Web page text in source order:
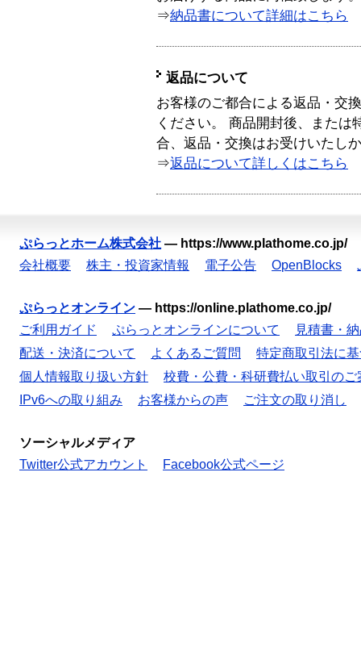
⇒納品書について詳細はこちら
返品について
お客様のご都合による返品・交
ください。 商品開封後、または
合、返品・交換はお受けいたし
⇒返品について詳しくはこちら
ぷらっとホーム株式会社 — https://www.plathome.co.jp/
会社概要
株主・投資家情報 電子公告 OpenBlocks
ぷらっとオンライン — https://online.plathome.co.jp/
ご利用ガイド
ぷらっとオンラインについて
見積書・
配送・決済について
よくあるご質問
特定商取引法に
個人情報取り扱い方針
校費・公費・科研費払い取引のご
IPv6への取り組み
お客様からの声 ご注文の取り消し
ソーシャルメディア
Twitter公式アカウント
Facebook公式ページ